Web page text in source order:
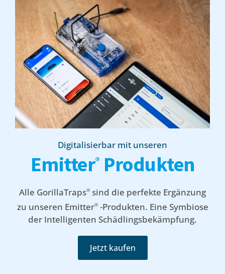
Digitalisierbar mit unseren
Emitter® Produkten
Alle GorillaTraps® sind die perfekte Ergänzung
zu unseren Emitter®-Produkten. Eine Symbiose
der Intelligenten Schädlingsbekämpfung.
Jetzt kaufen